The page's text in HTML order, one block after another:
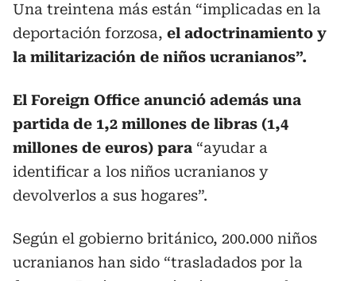
Una treintena más están “implicadas en la
deportación forzosa, el adoctrinamiento y
la militarización de niños ucranianos”.
El Foreign Office anunció además una
partida de 1,2 millones de libras (1,4
millones de euros) para “ayudar a
identificar a los niños ucranianos y
devolverlos a sus hogares”.
Según el gobierno británico, 200.000 niños
ucranianos han sido “trasladados por la